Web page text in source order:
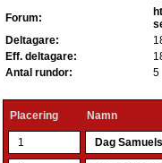
Forum:
Deltagare:
Eff. deltagare:
Antal rundor:
5
Placering Namn
1 Dag